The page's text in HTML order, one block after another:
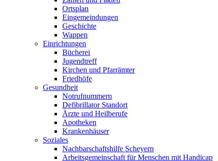
Ortsplan
Eingemeindungen
Geschichte
Wappen
Einrichtungen
Bücherei
Jugendtreff
Kirchen und Pfarrämter
Friedhöfe
Gesundheit
Notrufnummern
Defibrillator Standort
Ärzte und Heilberufe
Apotheken
Krankenhäuser
Soziales
Nachbarschaftshilfe Scheyern
Arbeitsgemeinschaft für Menschen mit Handicap